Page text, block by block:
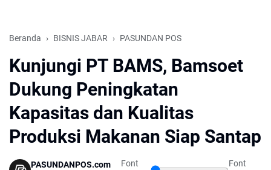
Beranda BISNIS JABAR PASUNDAN POS
Kunjungi PT BAMS, Bamsoet
Dukung Peningkatan
Kapasitas dan Kualitas
Produksi Makanan Siap Santap
PASUNDANPOS.com
Font
Font